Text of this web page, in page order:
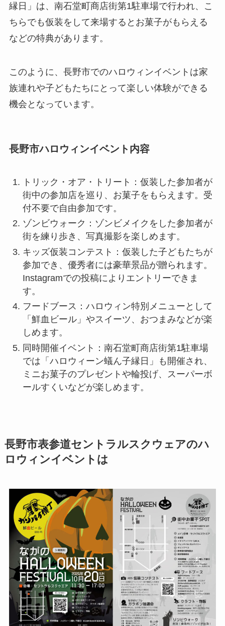
縁日」は、南石堂町商店街第1駐車場で行われ、こ
ちらでも仮装をして来場するとお菓子がもらえる
などの特典があります。
このように、長野市でのハロウィンイベントは家
族連れや子どもたちにとって楽しい体験ができる
機会となっています。
長野市ハロウィンイベント内容
トリック・オア・トリート：仮装した参加者が
街中の参加店を巡り、お菓子をもらえます。受
付不要で自由参加です。
ゾンビウォーク：ゾンビメイクをした参加者が
街を練り歩き、写真撮影を楽しめます。
キッズ仮装コンテスト：仮装した子どもたちが
参加でき、優秀者には豪華景品が贈られます。
Instagramでの投稿によりエントリーできま
す。
フードブース：ハロウィン特別メニューとして
「鮮血ビール」やスイーツ、おつまみなどが楽
しめます。
同時開催イベント：南石堂町商店街第1駐車場
では「ハロウィーン蟻ん子縁日」も開催され、
ミニお菓子のプレゼントや輪投げ、スーパーボ
ールすくいなどが楽しめます。
長野市表参道セントラルスクウェアのハ
ロウィンイベントは